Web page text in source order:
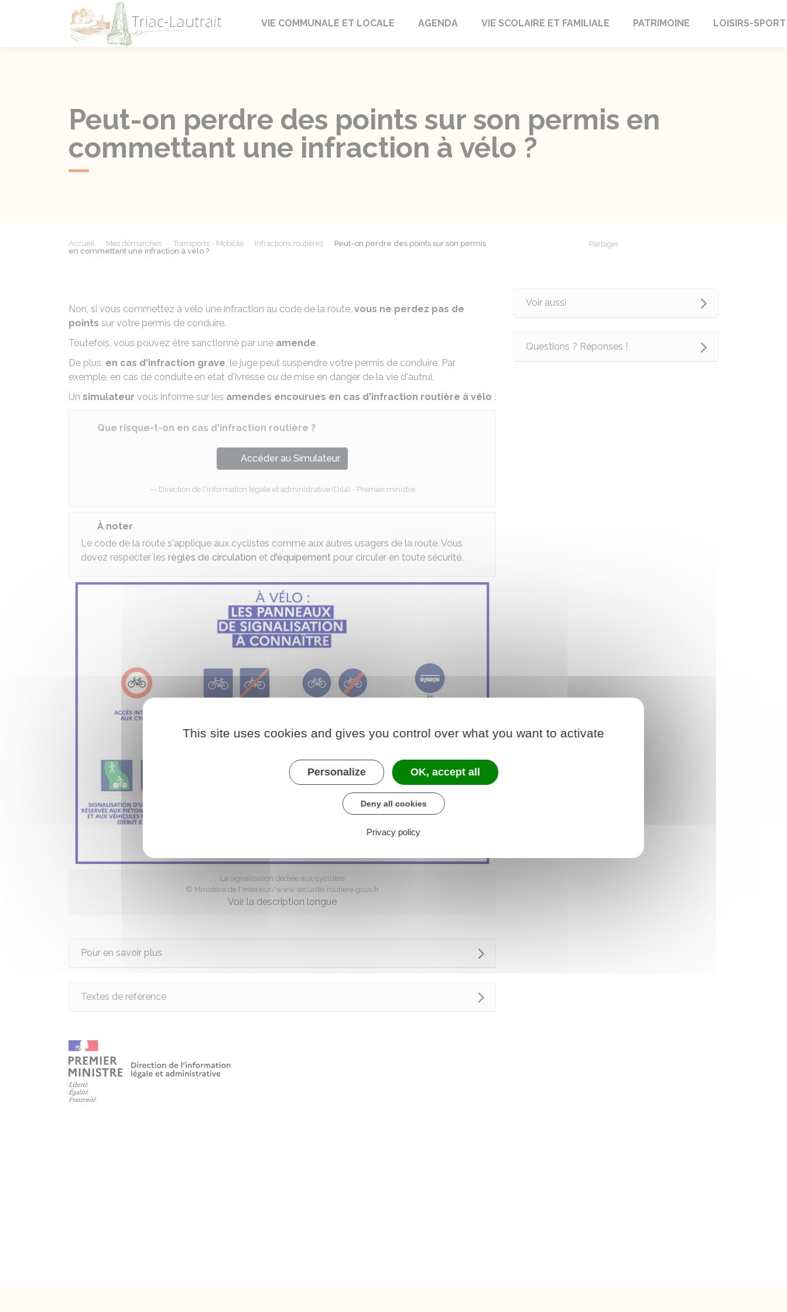
Triac-Lautrait
VIE COMMUNALE ET LOCALE AGENDA VIE SCOLAIRE ET FAMILIALE PATRIMOINE LOISIRS-SPORT
Peut-on perdre des points sur son permis en
commettant une infraction à vélo ?
Accueil Mes démarches Transports - Mobilité Infractions routières
Peut-on perdre des points sur son permis
en commettant une infraction à vélo ?
Partager
Non, si vous commettez à vélo une infraction au code de la route, vous ne perdez pas de
points sur votre permis de conduire.
Toutefois, vous pouvez être sanctionné par une amende.
De plus, en cas d'infraction grave, le juge peut suspendre votre permis de conduire. Par
exemple, en cas de conduite en état d'ivresse ou de mise en danger de la vie d'autrui.
Un simulateur vous informe sur les amendes encourues en cas d'infraction routière à vélo :
Que risque-t-on en cas d'infraction routière ?
Accéder au Simulateur
Direction de l'information légale et administrative (Dila) - Premier ministre
À noter
Le code de la route s'applique aux cyclistes comme aux autres usagers de la route. Vous
devez respecter les règles de circulation et d'équipement pour circuler en toute sécurité.
La signalisation dédiée aux cyclistes
© Ministère de l'intérieur/www.securite-routiere.gouv.fr
Voir la description longue
Pour en savoir plus
Textes de référence
Voir aussi
Questions ? Réponses !
This site uses cookies and gives you control over what you want to activate
Personalize OK, accept all
Deny all cookies
Privacy policy